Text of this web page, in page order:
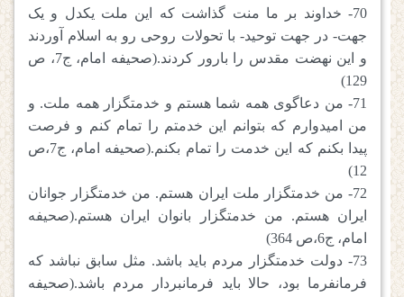
70- خداوند بر ما منت گذاشت که این ملت یکدل و یک
جهت- در جهت توحید- با تحولات روحی رو به اسلام آوردند
و این نهضت مقدس را بارور کردند.(صحیفه امام، ج7، ص
129)
71- من دعاگوی همه شما هستم و خدمتگزار همه ملت. و
من امیدوارم که بتوانم این خدمتم را تمام کنم و فرصت
پیدا بکنم که این خدمت را تمام بکنم.(صحیفه امام، ج7،ص
12)
72- من خدمتگزار ملت ایران هستم. من خدمتگزار جوانان
ایران هستم. من خدمتگزار بانوان ایران هستم.(صحیفه
امام، ج6،ص 364)
73- دولت خدمتگزار مردم باید باشد. مثل سابق نباشد که
فرمانفرما بود، حالا باید فرمانبردار مردم باشد.(صحیفه